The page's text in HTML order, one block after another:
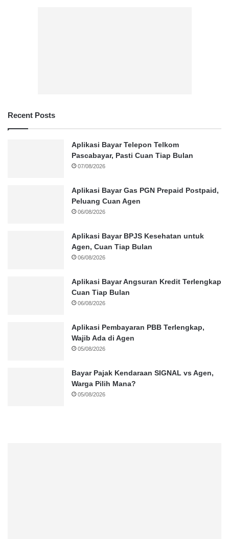
Recent Posts
Aplikasi Bayar Telepon Telkom
Pascabayar, Pasti Cuan Tiap Bulan
07/08/2026
Aplikasi Bayar Gas PGN Prepaid Postpaid,
Peluang Cuan Agen
06/08/2026
Aplikasi Bayar BPJS Kesehatan untuk
Agen, Cuan Tiap Bulan
06/08/2026
Aplikasi Bayar Angsuran Kredit Terlengkap
Cuan Tiap Bulan
06/08/2026
Aplikasi Pembayaran PBB Terlengkap,
Wajib Ada di Agen
05/08/2026
Bayar Pajak Kendaraan SIGNAL vs Agen,
Warga Pilih Mana?
05/08/2026